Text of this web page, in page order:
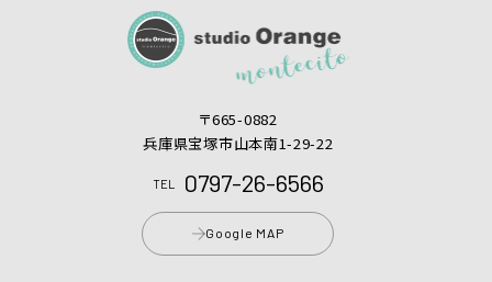
〒665-0882
兵庫県宝塚市山本南1-29-22
TEL 0797-26-6566
Google MAP